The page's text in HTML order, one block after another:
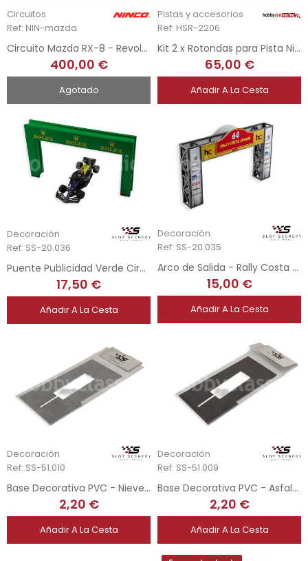
Circuitos
Ref: NIN-mazda
Circuito Mazda RX-8 - Revolution
400,00 €
Agotado
Pistas y accesorios
Ref: HSR-2206
Kit 2 x Rotondas para Pista Ninco
65,00 €
Añadir A La Cesta
Decoración
Ref: SS-20.036
Puente Publicidad Verde Circuito 1/32
17,50 €
Añadir A La Cesta
Decoración
Ref: SS-20.035
Arco de Salida - Rally Costa Brava - 1/32
15,00 €
Añadir A La Cesta
Decoración
Ref: SS-51.010
Base Decorativa PVC - Nieve - Urna Scaleauto
2,20 €
Añadir A La Cesta
Decoración
Ref: SS-51.009
Base Decorativa PVC - Asfalto - Urna Scaleauto
2,20 €
Añadir A La Cesta